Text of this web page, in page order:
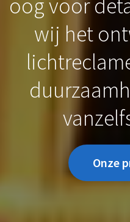
oog voor
wij het
Onze